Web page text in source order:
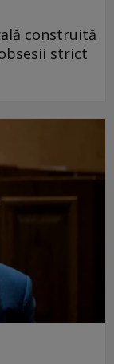
construită
strict